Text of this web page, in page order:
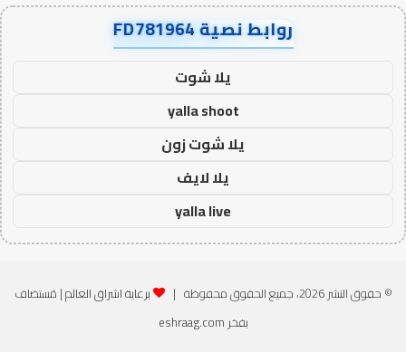
روابط نصية FD781964
يلا شوت
yalla shoot
يلا شوت زون
يلا لايف
yalla live
© حقوق النشر 2026، جميع الحقوق محفوظة | برعاية اشراق العالم| مُستضاف
بفخر eshraag.com